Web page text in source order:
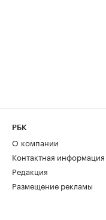
РБК
О компании
Контактная информация
Редакция
Размещение рекламы